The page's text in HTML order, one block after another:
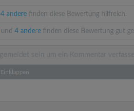
4 andere finden diese Bewertung hilfreich.
und 4 andere finden diese Bewertung gut
Einklappen